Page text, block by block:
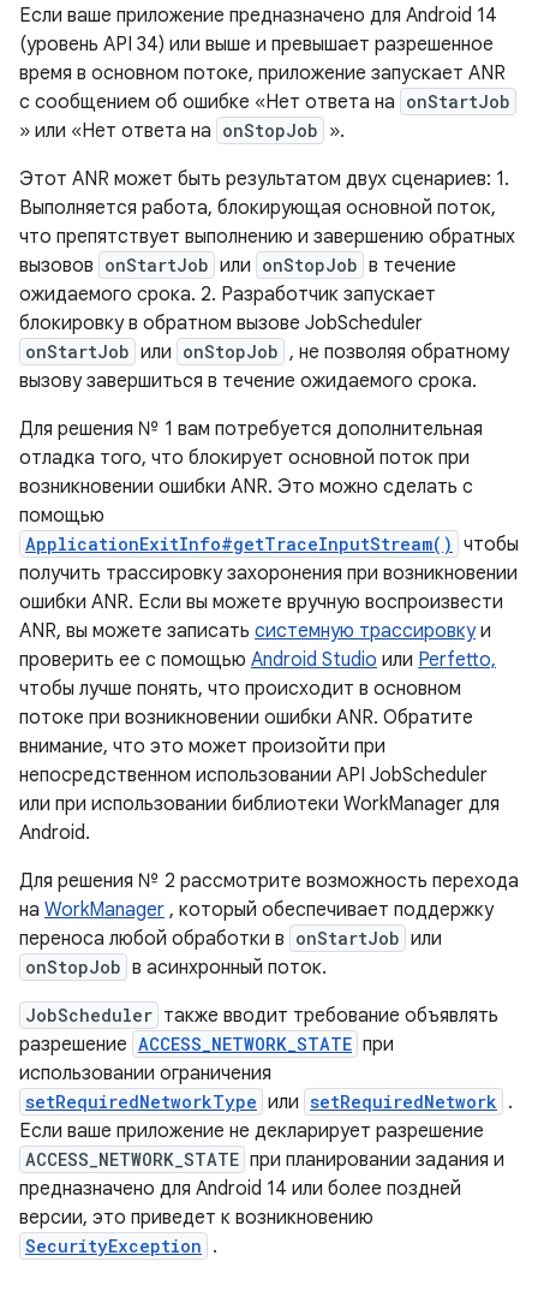
Если ваше приложение предназначено для Android 14
(уровень API 34) или выше и превышает разрешенное
время в основном потоке, приложение запускает ANR
с сообщением об ошибке «Нет ответа на onStartJob
» или «Нет ответа на onStopJob ».
Этот ANR может быть результатом двух сценариев: 1.
Выполняется работа, блокирующая основной поток,
что препятствует выполнению и завершению обратных
вызовов onStartJob или onStopJob в течение
ожидаемого срока. 2. Разработчик запускает
блокировку в обратном вызове JobScheduler
onStartJob или onStopJob , не позволяя обратному
вызову завершиться в течение ожидаемого срока.
Для решения № 1 вам потребуется дополнительная
отладка того, что блокирует основной поток при
возникновении ошибки ANR. Это можно сделать с
помощью
ApplicationExitInfo#getTraceInputStream() чтобы
получить трассировку захоронения при возникновении
ошибки ANR. Если вы можете вручную воспроизвести
ANR, вы можете записать системную трассировкуи
проверить ее с помощью Android Studio или Perfetto,
чтобы лучше понять, что происходит в основном
потоке при возникновении ошибки ANR. Обратите
внимание, что это может произойти при
непосредственном использовании API JobScheduler
или при использовании библиотеки WorkManager для
Android.
Для решения № 2 рассмотрите возможность перехода
на WorkManager , который обеспечивает поддержку
переноса любой обработки в onStartJob или
onStopJob в асинхронный поток.
JobScheduler также вводит требование объявлять
разрешение ACCESS_NETWORK_STATE при
использовании ограничения
setRequiredNetworkType или setRequiredNetwork .
Если ваше приложение не декларирует разрешение
ACCESS_NETWORK_STATE при планировании задания и
предназначено для Android 14 или более поздней
версии, это приведет к возникновению
SecurityException .